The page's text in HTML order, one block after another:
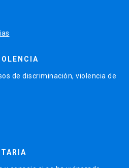
de discriminación, violencia de